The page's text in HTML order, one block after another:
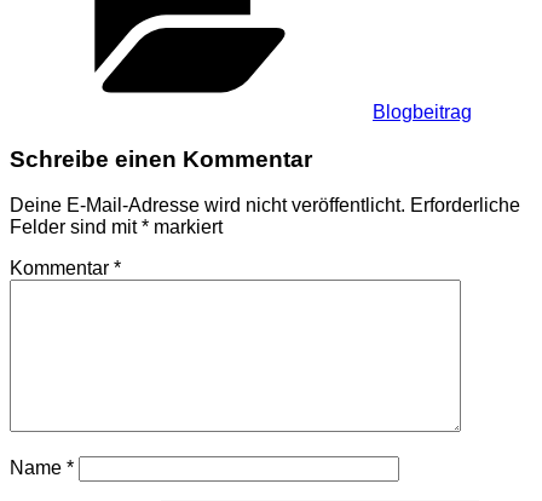
Blogbeitrag
Schreibe einen Kommentar
Deine E-Mail-Adresse wird nicht veröffentlicht. Erforderliche
Felder sind mit* markiert
Kommentar *
Name *